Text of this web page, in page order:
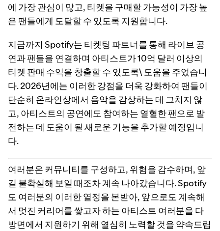
에 가장 관심이 많고, 티켓을 구매할 가능성이 가장 높
은 팬들에게 도달할 수 있도록 지원합니다.
지금까지 Spotify는 티켓팅 파트너를 통해 라이브 공
연과 팬들을 연결하며 아티스트가 10억 달러 이상의
티켓 판매 수익을 창출할 수 있도록\ 도움을 주었습니
다. 2026년에는 이러한 강점을 더욱 강화하여 팬들이
단순히 온라인상에서 음악을 감상하는 데 그치지 않
고, 아티스트의 공연에도 참여하는 열혈한 팬으로 발
전하는 데 도움이 될 새로운 기능을 추가할 예정입니
다.
여러분은 커뮤니티를 구성하고, 위험을 감수하며, 앞
길 불확실해 보일 때조차 계속 나아갔습니다. Spotify
도 여러분의 이러한 열정을 본받아, 앞으로도 계속해
서 멋진 커리어를 쌓고자 하는 아티스트 여러분을 다
방면에서 지원하기 위해 열심히 노력할 것을 약속드립